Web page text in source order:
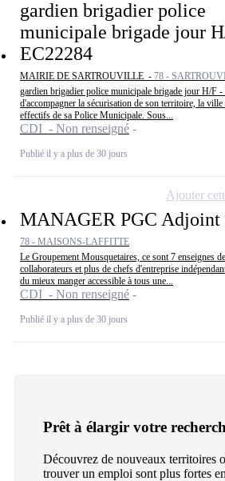
gardien brigadier police
municipale brigade jour
EC22284
MAIRIE DE SARTROUVILLE - 78 -
gardien brigadier police municipale brigade jour H/F
d'accompagner la sécurisation de son territoire, la
effectifs de sa Police Municipale. Sous...
CDI - Non renseigné
Publié il y a plus de 30 jours
MANAGER PGC Adjoint
78 - MAISONS-LAFFITTE
Le Groupement Mousquetaires, ce sont 7 enseignes
collaborateurs et plus de chefs d'entreprise
du mieux manger accessible à tous une...
CDI - Non renseigné
Publié il y a plus de 30 jours
Ajouter
Prêt à élargir votre
Découvrez de nouveaux territoires
trouver un emploi sont plus fortes